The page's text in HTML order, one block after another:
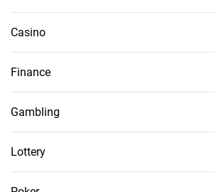
Casino
Finance
Gambling
Lottery